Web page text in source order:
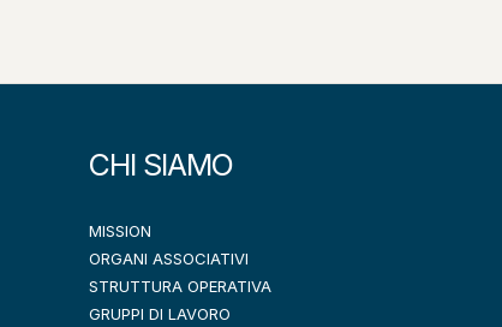
CHI SIAMO
MISSION
ORGANI ASSOCIATIVI
STRUTTURA OPERATIVA
GRUPPI DI LAVORO